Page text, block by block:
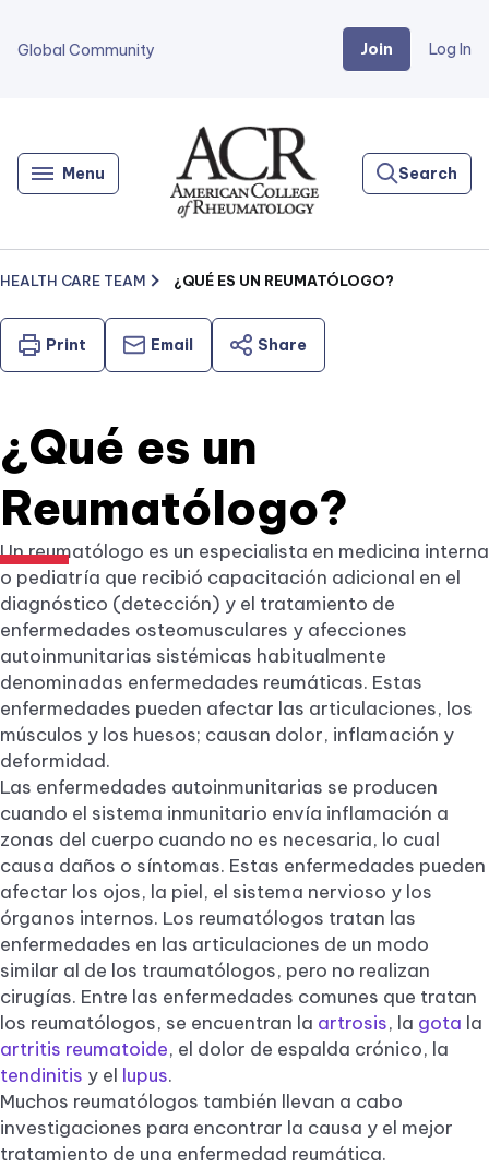
Global Community Join Log In
Menu
Home
Search
HEALTH CARE TEAM ¿QUÉ ES UN REUMATÓLOGO?
Print Email Share
¿Qué es un
Reumatólogo?
Un reumatólogo es un especialista en medicina interna
o pediatría que recibió capacitación adicional en el
diagnóstico (detección) y el tratamiento de
enfermedades osteomusculares y afecciones
autoinmunitarias sistémicas habitualmente
denominadas enfermedades reumáticas. Estas
enfermedades pueden afectar las articulaciones, los
músculos y los huesos; causan dolor, inflamación y
deformidad.
Las enfermedades autoinmunitarias se producen
cuando el sistema inmunitario envía inflamación a
zonas del cuerpo cuando no es necesaria, lo cual
causa daños o síntomas. Estas enfermedades pueden
afectar los ojos, la piel, el sistema nervioso y los
órganos internos. Los reumatólogos tratan las
enfermedades en las articulaciones de un modo
similar al de los traumatólogos, pero no realizan
cirugías. Entre las enfermedades comunes que tratan
los reumatólogos, se encuentran la artrosis, la gota la
artritis reumatoide, el dolor de espalda crónico, la
tendinitis y el lupus.
Muchos reumatólogos también llevan a cabo
investigaciones para encontrar la causa y el mejor
tratamiento de una enfermedad reumática.